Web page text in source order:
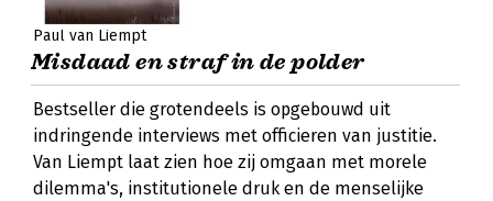
Paul van Liempt
Misdaad en straf in de polder
Bestseller die grotendeels is opgebouwd uit
indringende interviews met officieren van justitie.
Van Liempt laat zien hoe zij omgaan met morele
dilemma's, institutionele druk en de menselijke